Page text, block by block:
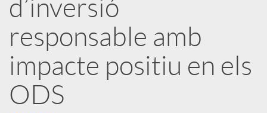
x
e
s
d’inversió
responsable amb
impacte positiu en els
ODS